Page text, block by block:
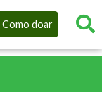
Como doar